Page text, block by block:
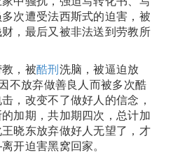
次遭受法西斯式的迫害，被
，最后又被非法送到劳教所
，被酷刑洗脑，被逼迫放
不放弃做善良人而被多次酷
，改变不了做好人的信念，
加期，共加期四次，总计加
晓东放弃做好人无望了，才
迫害黑窝回家。